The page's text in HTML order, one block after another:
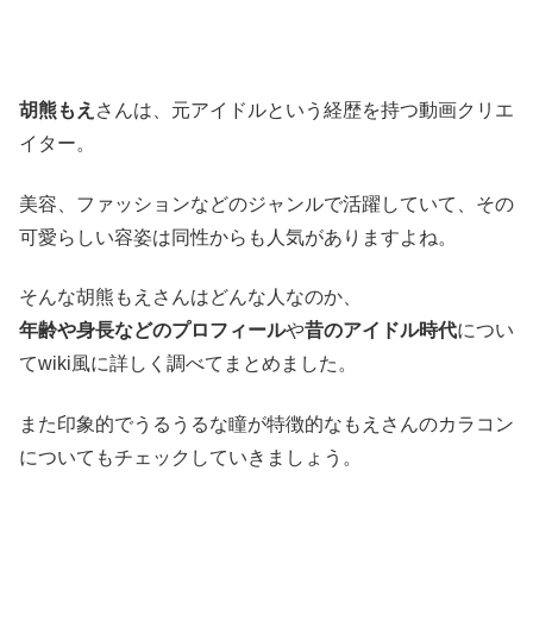
胡熊もえ さんは、元アイドルという経歴を持つ動画クリエ
イター。
美容、ファッションなどのジャンルで活躍していて、その
可愛らしい容姿は同性からも人気がありますよね。
そんな胡熊もえさんはどんな人なのか、
年齢や身長などのプロフィールや昔のアイドル時代につい
てwiki風に詳しく調べてまとめました。
また印象的でうるうるな瞳が特徴的なもえさんのカラコン
についてもチェックしていきましょう。